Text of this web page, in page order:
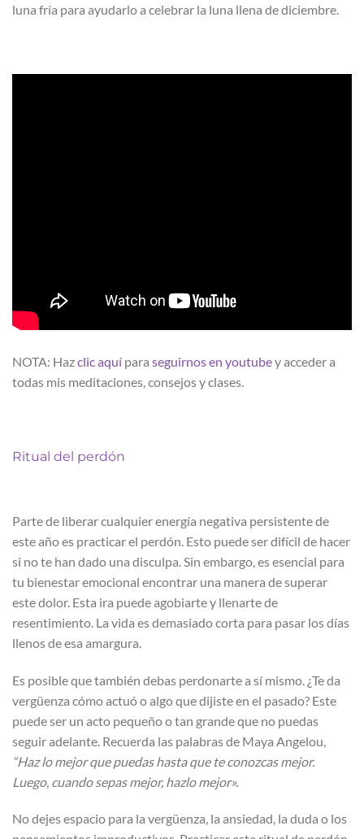
luna fría para ayudarlo a celebrar la luna llena de diciembre.
NOTA: Hazclic aquí para seguirnos en youtubey acceder a
todas mis meditaciones, consejos y clases.
Ritual del perdón
Parte de liberar cualquier energía negativa persistente de
este año es practicar el perdón. Esto puede ser difícil de hacer
si no te han dado una disculpa. Sin embargo, es esencial para
tu bienestar emocional encontrar una manera de superar
este dolor. Esta ira puede agobiarte y llenarte de
resentimiento. La vida es demasiado corta para pasar los días
llenos de esa amargura.
Es posible que también debas perdonarte a sí mismo. ¿Te da
vergüenza cómo actuó o algo que dijiste en el pasado? Este
puede ser un acto pequeño o tan grande que no puedas
seguir adelante. Recuerda las palabras de Maya Angelou,
“Haz lo mejor que puedas hasta que te conozcas mejor.
Luego, cuando sepas mejor, hazlo mejor».
No dejes espacio para la vergüenza, la ansiedad, la duda o los